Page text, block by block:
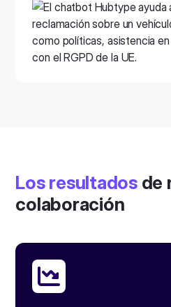
Los resultadosde
colaboración